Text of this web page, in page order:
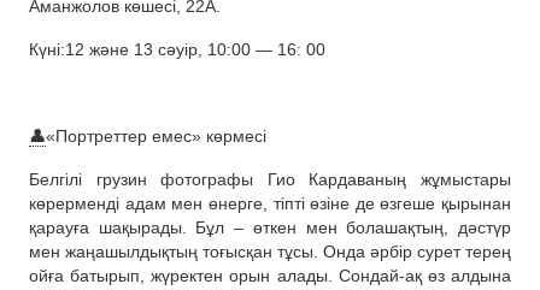
Аманжолов көшесі, 22А.
Күні:12 және 13 сәуір, 10:00 — 16: 00
👤«Портреттер емес» көрмесі
Белгілі грузин фотографы Гио Кардаваның жұмыстары
көрерменді адам мен өнерге, тіпті өзіне де өзгеше қырынан
қарауға шақырады. Бұл – өткен мен болашақтың, дәстүр
мен жаңашылдықтың тоғысқан тұсы. Онда әрбір сурет терең
ойға батырып, жүректен орын алады. Сондай-ақ өз алдына